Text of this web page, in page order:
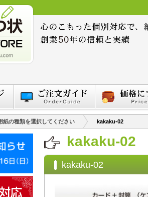
紙の種類を選択してください kakaku-02
kakaku-02
kakaku-02